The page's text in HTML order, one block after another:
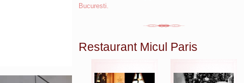
Bucuresti.
Restaurant Micul Paris